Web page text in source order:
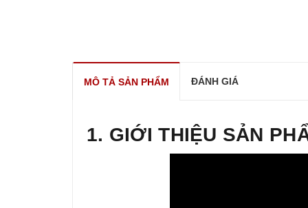
MÔ TẢ SẢN PHẨM ĐÁNH GIÁ
1. GIỚI THIỆU SẢN